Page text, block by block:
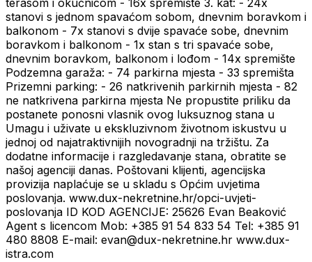
terasom i okućnicom - 16x spremište 3. kat: - 24x
stanovi s jednom spavaćom sobom, dnevnim boravkom i
balkonom - 7x stanovi s dvije spavaće sobe, dnevnim
boravkom i balkonom - 1x stan s tri spavaće sobe,
dnevnim boravkom, balkonom i lođom - 14x spremište
Podzemna garaža: - 74 parkirna mjesta - 33 spremišta
Prizemni parking: - 26 natkrivenih parkirnih mjesta - 82
ne natkrivena parkirna mjesta Ne propustite priliku da
postanete ponosni vlasnik ovog luksuznog stana u
Umagu i uživate u ekskluzivnom životnom iskustvu u
jednoj od najatraktivnijih novogradnji na tržištu. Za
dodatne informacije i razgledavanje stana, obratite se
našoj agenciji danas. Poštovani klijenti, agencijska
provizija naplaćuje se u skladu s Općim uvjetima
poslovanja. www.dux-nekretnine.hr/opci-uvjeti-
poslovanja ID KOD AGENCIJE: 25626 Evan Beaković
Agent s licencom Mob: +385 91 54 833 54 Tel: +385 91
480 8808 E-mail: evan@dux-nekretnine.hr www.dux-
istra.com